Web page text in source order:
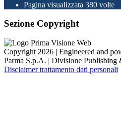
Pagina visualizzata 380 volte
Sezione Copyright
Copyright 2026 | Engineered and
Parma S.p.A. | Divisione Publishing
Disclaimer trattamento dati personali